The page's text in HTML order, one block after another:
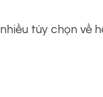
tùy chọn về